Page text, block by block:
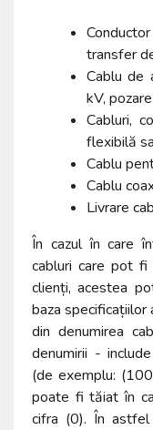
transfer
Cablu de
kV,
Cabluri,
flexibilă
Cablu
Cablu
Livrare
În cazul în care
cabluri care pot
clienți, acestea
baza
din denumirea
denumirii -
(de exemplu:
poate fi tăiat în
cifra (0). În